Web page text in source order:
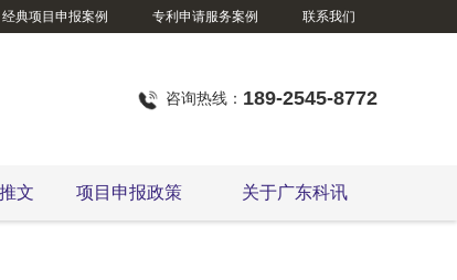
经典项目申报案例 专利申请服务案例 联系我们
咨询热线： 189-2545-8772
文 项目申报政策 关于广东科讯